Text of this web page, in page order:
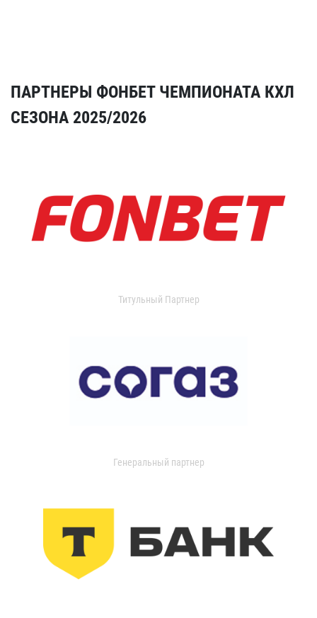
ПАРТНЕРЫ ФОНБЕТ ЧЕМПИОНАТА КХЛ
СЕЗОНА 2025/2026
Титульный Партнер
Генеральный партнер